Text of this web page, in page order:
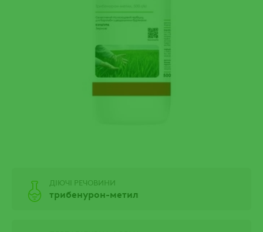
ДІЮЧІ РЕЧОВИНИ
трибенурон-метил